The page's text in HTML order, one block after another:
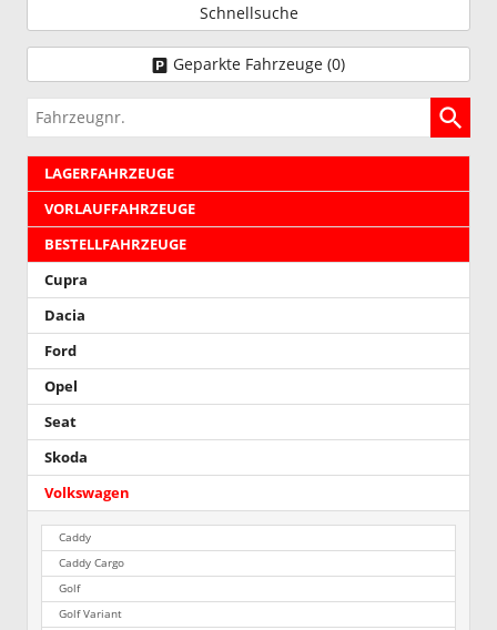
Schnellsuche
Geparkte Fahrzeuge (0)
Fahrzeugnr.
LAGERFAHRZEUGE
VORLAUFFAHRZEUGE
BESTELLFAHRZEUGE
Cupra
Dacia
Ford
Opel
Seat
Skoda
Volkswagen
Caddy
Caddy Cargo
Golf
Golf Variant